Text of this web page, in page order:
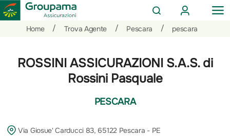
rapide
CERCA
AREA
CLIENTI
Home
/ Trova Agente / Pescara / pescara
ROSSINI ASSICURAZIONI S.A.S. di
Rossini Pasquale
PESCARA
Via Giosue' Carducci 83, 65122 Pescara - PE